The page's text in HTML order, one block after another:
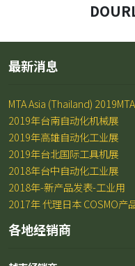
最新消息
MTA Asia (Thailand)
2019年台南自动化机械展
2019年高雄自动化工业展
2019年台北国际工具机展
2018年台中自动化工业展
2018年-新产品发表-工业用
2017年 代理日本 COSMO产
各地经销商